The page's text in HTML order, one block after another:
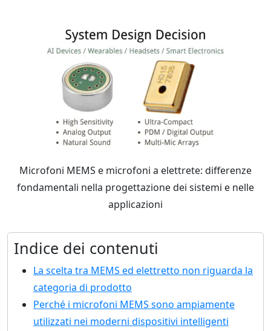
Microfoni MEMS e microfoni a elettrete: differenze
fondamentali nella progettazione dei sistemi e nelle
applicazioni
Indice dei contenuti
La scelta tra MEMS ed elettretto non riguarda la
categoria di prodotto
Perché i microfoni MEMS sono ampiamente
utilizzati nei moderni dispositivi intelligenti